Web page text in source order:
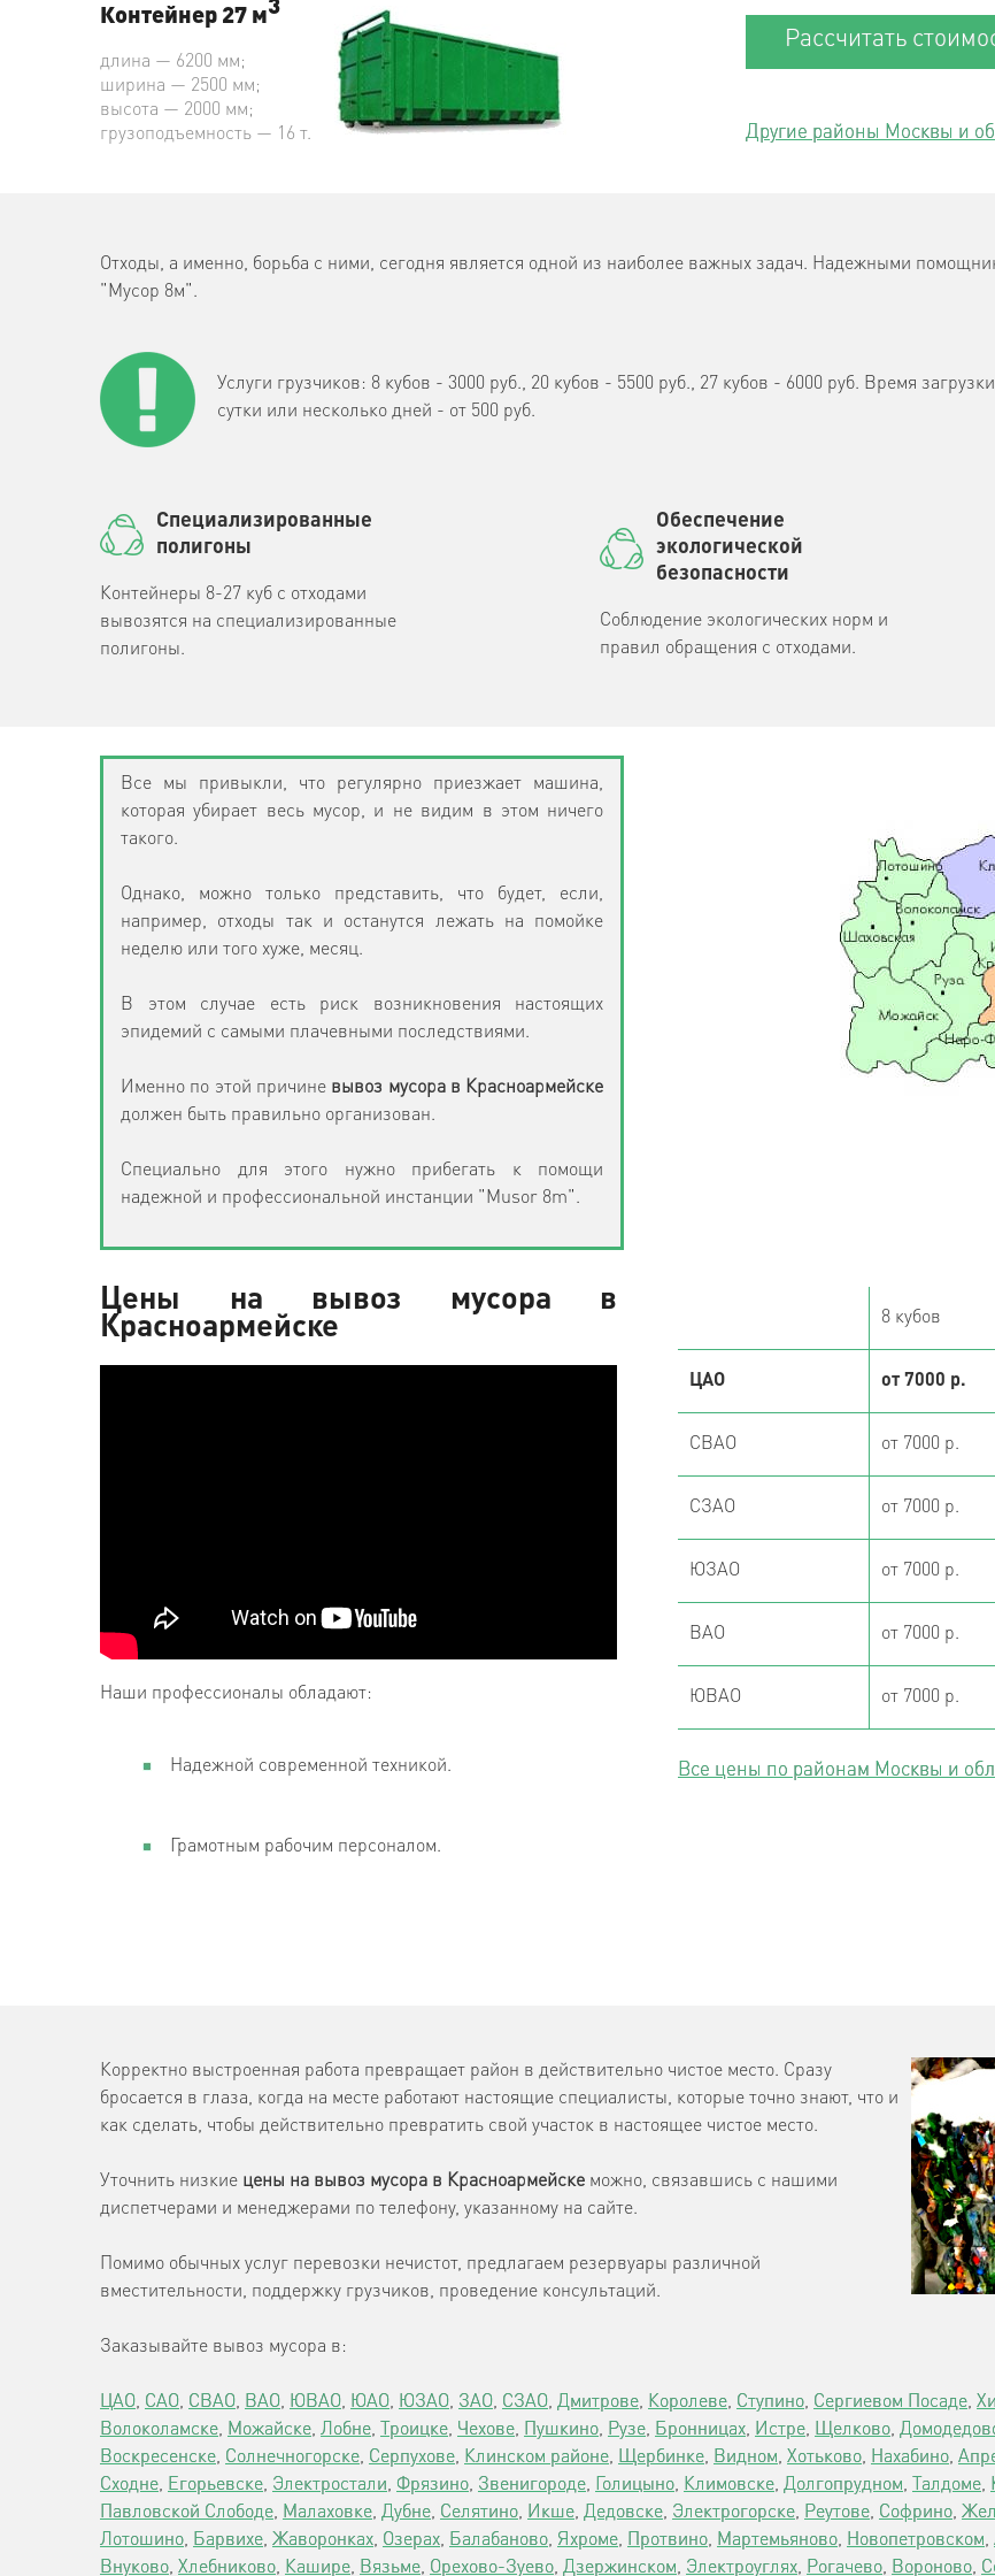
Контейнер 27 м3
длина — 6200 мм;
ширина — 2500 мм;
высота — 2000 мм;
грузоподъемность — 16 т.
Рассчитать
Другие районы Москвы и
Отходы, а именно, борьба с ними, сегодня является одной из наиболее важных задач. Надежными
"Мусор 8м".
Услуги грузчиков: 8 кубов - 3000 руб., 20 кубов - 5500 руб., 27 кубов - 6000 руб. Время
сутки или несколько дней - от 500 руб.
Специализированные
полигоны
Контейнеры 8-27 куб с отходами
вывозятся на специализированные
полигоны.
Обеспечение
экологической
безопасности
Соблюдение экологических норм и
правил обращения с отходами.
Все мы привыкли, что регулярно приезжает машина,
которая убирает весь мусор, и не видим в этом ничего
такого.
Однако, можно только представить, что будет, если,
например, отходы так и останутся лежать на помойке
неделю или того хуже, месяц.
В этом случае есть риск возникновения настоящих
эпидемий с самыми плачевными последствиями.
Именно по этой причине вывоз мусора в Красноармейске
должен быть правильно организован.
Специально для этого нужно прибегать к помощи
надежной и профессиональной инстанции "Musor 8m".
Цены на вывоз мусора в
Красноармейске
Наши профессионалы обладают:
Надежной современной техникой.
Грамотным рабочим персоналом.
8 кубов
ЦАО от 7000 р.
СВАО от 7000 р.
СЗАО от 7000 р.
ЮЗАО от 7000 р.
ВАО от 7000 р.
ЮВАО от 7000 р.
Все цены по районам Москвы и
Корректно выстроенная работа превращает район в действительно чистое место. Сразу
бросается в глаза, когда на месте работают настоящие специалисты, которые точно знают, что и
как сделать, чтобы действительно превратить свой участок в настоящее чистое место.
Уточнить низкие цены на вывоз мусора в Красноармейске можно, связавшись с нашими
диспетчерами и менеджерами по телефону, указанному на сайте.
Помимо обычных услуг перевозки нечистот, предлагаем резервуары различной
вместительности, поддержку грузчиков, проведение консультаций.
Заказывайте вывоз мусора в:
ЦАО, САО, СВАО, ВАО, ЮВАО, ЮАО, ЮЗАО, ЗАО, СЗАО, Дмитрове, Королеве, Ступино, Сергиевом Посаде,
Волоколамске, Можайске, Лобне, Троицке, Чехове, Пушкино, Рузе, Бронницах, Истре, Щелково,
Воскресенске, Солнечногорске, Серпухове, Клинском районе, Щербинке, Видном, Хотьково, Нахабино,
Сходне, Егорьевске, Электростали, Фрязино, Звенигороде, Голицыно, Климовске, Долгопрудном, Талдоме,
Павловской Слободе, Малаховке, Дубне, Селятино, Икше, Дедовске, Электрогорске, Реутове, Софрино,
Лотошино, Барвихе, Жаворонках, Озерах, Балабаново, Яхроме, Протвино, Мартемьяново, Новопетровском,
Внуково, Хлебниково, Кашире, Вязьме, Орехово-Зуево, Дзержинском, Электроуглях, Рогачево, Вороново,